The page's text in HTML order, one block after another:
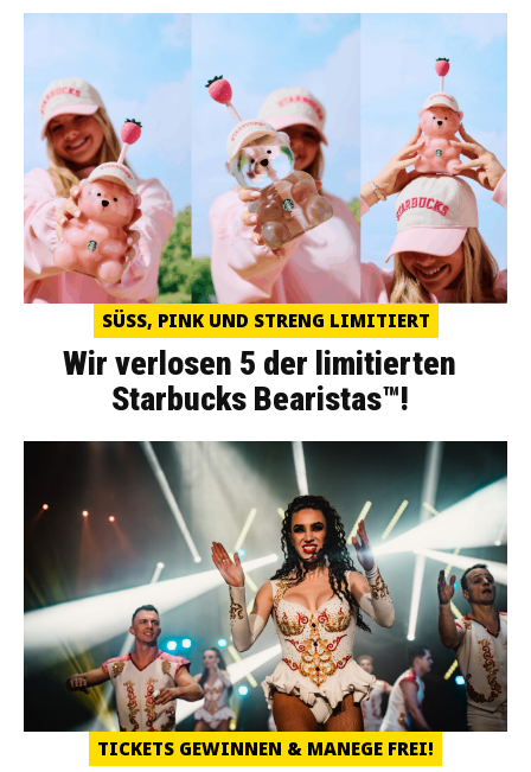
SÜSS, PINK UND STRENG LIMITIERT
Wir verlosen 5 der limitierten
Starbucks Bearistas™!
TICKETS GEWINNEN & MANEGE FREI!